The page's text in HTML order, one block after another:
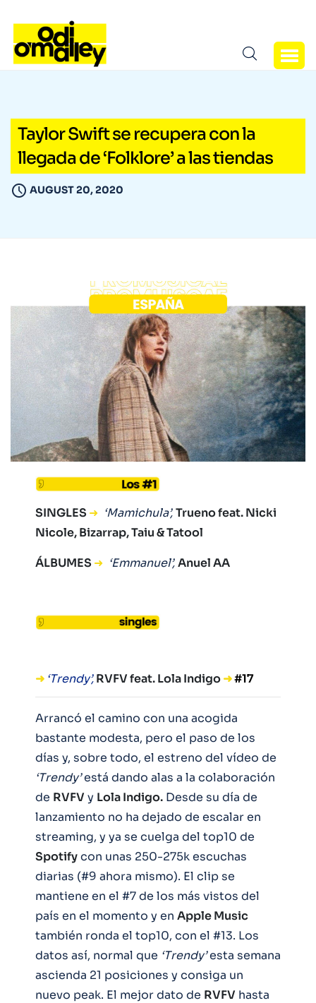
Taylor Swift se recupera con la
llegada de ‘Folklore’ a las tiendas
AUGUST 20, 2020
SINGLES ➜ ‘Mamichula’,Trueno feat. Nicki
Nicole, Bizarrap, Taiu & Tatool
ÁLBUMES ➜ ‘Emmanuel’,Anuel AA
➜ ‘Trendy’,RVFV feat. Lola Indigo➜#17
Arrancó el camino con una acogida
bastante modesta, pero el paso de los
días y, sobre todo, el estreno del vídeo de
‘Trendy’está dando alas a la colaboración
de RVFVy Lola Indigo. Desde su día de
lanzamiento no ha dejado de escalar en
streaming, y ya se cuelga del top10 de
Spotifycon unas 250-275k escuchas
diarias (#9 ahora mismo). El clip se
mantiene en el #7 de los más vistos del
país en el momento y en Apple Music
también ronda el top10, con el #13. Los
datos así, normal que ‘Trendy’esta semana
ascienda 21 posiciones y consiga un
nuevo peak. El mejor dato de RVFV hasta